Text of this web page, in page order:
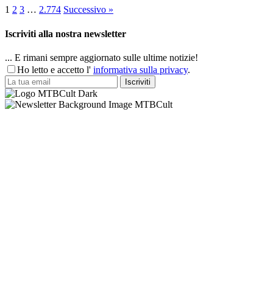
1 2 3 … 2.774 Successivo »
Iscriviti alla nostra newsletter
... E rimani sempre aggiornato sulle ultime notizie!
Ho letto e accetto l' informativa sulla privacy.